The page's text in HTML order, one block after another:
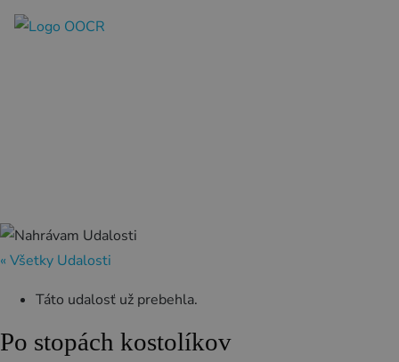
Zvolen
Kremnica
Krupina
Infocentrá
« Všetky Udalosti
Táto udalosť už prebehla.
Po stopách kostolíkov